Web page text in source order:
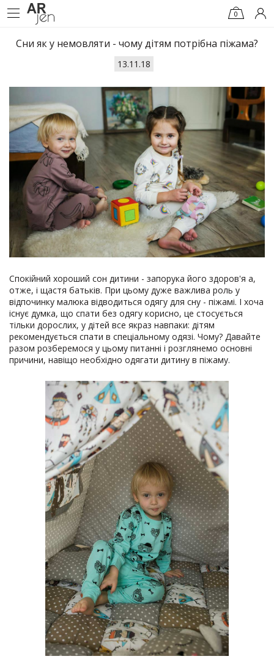
0
Сни як у немовляти - чому дітям потрібна піжама?
13.11.18
Спокійний хороший сон дитини - запорука його здоров'я а,
отже, і щастя батьків. При цьому дуже важлива роль у
відпочинку малюка відводиться одягу для сну - піжамі. І хоча
існує думка, що спати без одягу корисно, це стосується
тільки дорослих, у дітей все якраз навпаки: дітям
рекомендується спати в спеціальному одязі. Чому? Давайте
разом розберемося у цьому питанні і розглянемо основні
причини, навіщо необхідно одягати дитину в піжаму.